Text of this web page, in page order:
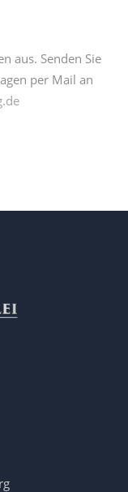
aus. Senden Sie
per Mail an